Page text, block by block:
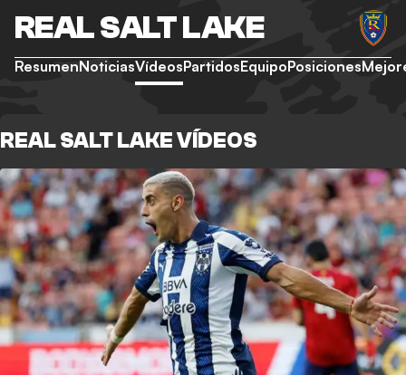
REAL SALT LAKE
ResumenNoticiasVídeosPartidosEquipoPosiciones
REAL SALT LAKE VÍDEOS